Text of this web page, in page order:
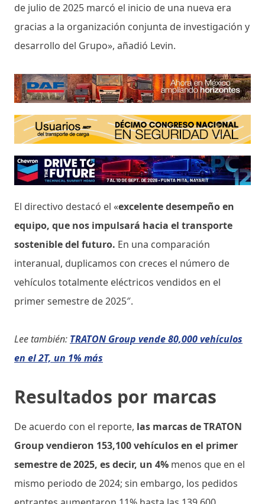
de julio de 2025 marcó el inicio de una nueva era
gracias a la organización conjunta de investigación y
desarrollo del Grupo», añadió Levin.
El directivo destacó el «excelente desempeño en
equipo, que nos impulsará hacia el transporte
sostenible del futuro. En una comparación
interanual, duplicamos con creces el número de
vehículos totalmente eléctricos vendidos en el
primer semestre de 2025″.
Lee también: TRATON Group vende 80,000 vehículos
en el 2T, un 1% más
Resultados por marcas
De acuerdo con el reporte, las marcas de TRATON
Group vendieron 153,100 vehículos en el primer
semestre de 2025, es decir, un 4% menos que en el
mismo periodo de 2024; sin embargo, los pedidos